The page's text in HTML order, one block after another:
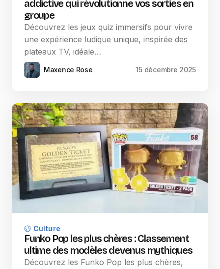
addictive qui révolutionne vos sorties en
groupe
Découvrez les jeux quiz immersifs pour vivre
une expérience ludique unique, inspirée des
plateaux TV, idéale…
Maxence Rose 15 décembre 2025
Culture
Funko Pop les plus chères : Classement
ultime des modèles devenus mythiques
Découvrez les Funko Pop les plus chères,